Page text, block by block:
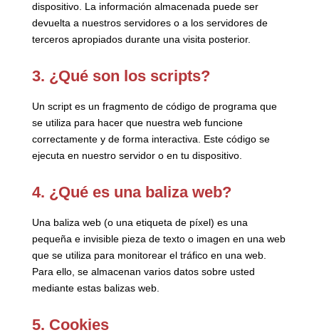
dispositivo. La información almacenada puede ser
devuelta a nuestros servidores o a los servidores de
terceros apropiados durante una visita posterior.
3. ¿Qué son los scripts?
Un script es un fragmento de código de programa que
se utiliza para hacer que nuestra web funcione
correctamente y de forma interactiva. Este código se
ejecuta en nuestro servidor o en tu dispositivo.
4. ¿Qué es una baliza web?
Una baliza web (o una etiqueta de píxel) es una
pequeña e invisible pieza de texto o imagen en una web
que se utiliza para monitorear el tráfico en una web.
Para ello, se almacenan varios datos sobre usted
mediante estas balizas web.
5. Cookies